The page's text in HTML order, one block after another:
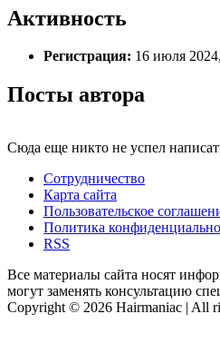
Активность
Регистрация: 16 июля
Посты автора
Сюда еще никто не успел
Сотрудничество
Карта сайта
Пользовательское
Политика
RSS
Все материалы сайта носят
могут заменять консультацию
Copyright © 2026 Hairmaniac | All